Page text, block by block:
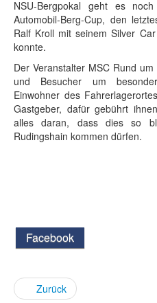
NSU-Bergpokal geht es
Automobil-Berg-Cup, den
Ralf Kroll mit seinem Silver
konnte.
Der Veranstalter MSC Rund
und Besucher um
Einwohner des
Gastgeber, dafür gebührt
alles daran, dass dies so
Rudingshain kommen dürfen.
Facebook
Zurück